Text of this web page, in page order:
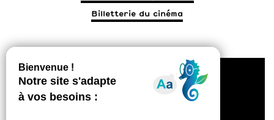
Billetterie du cinéma